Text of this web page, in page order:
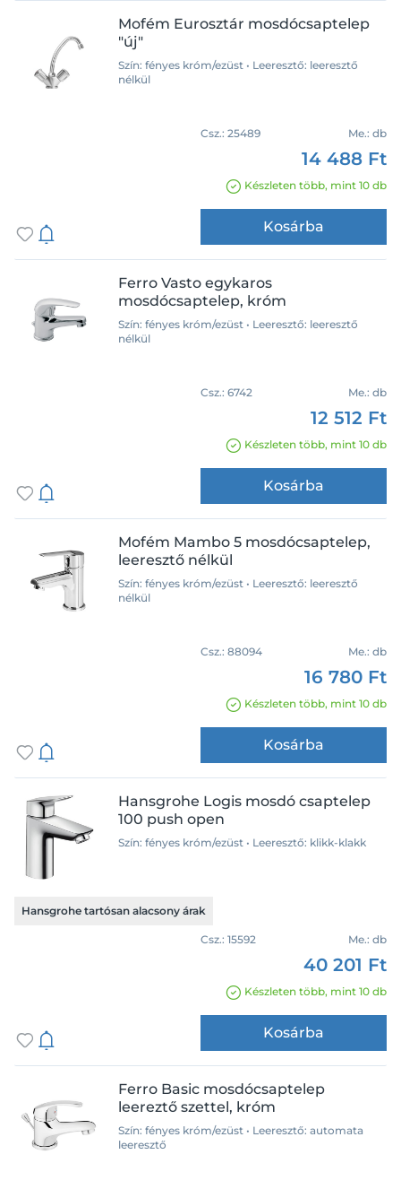
Mofém Eurosztár mosdócsaptelep
"új"
Szín: fényes króm/ezüst • Leeresztő: leeresztő
nélkül
Csz.: 25489 Me.: db
14 488 Ft
Készleten több, mint 10 db
Kosárba
Ferro Vasto egykaros
mosdócsaptelep, króm
Szín: fényes króm/ezüst • Leeresztő: leeresztő
nélkül
Csz.: 6742 Me.: db
12 512 Ft
Készleten több, mint 10 db
Kosárba
Mofém Mambo 5 mosdócsaptelep,
leeresztő nélkül
Szín: fényes króm/ezüst • Leeresztő: leeresztő
nélkül
Csz.: 88094 Me.: db
16 780 Ft
Készleten több, mint 10 db
Kosárba
Hansgrohe Logis mosdó csaptelep
100 push open
Szín: fényes króm/ezüst • Leeresztő: klikk-klakk
Hansgrohe tartósan alacsony árak
Csz.: 15592 Me.: db
40 201 Ft
Készleten több, mint 10 db
Kosárba
Ferro Basic mosdócsaptelep
leereztő szettel, króm
Szín: fényes króm/ezüst • Leeresztő: automata
leeresztő